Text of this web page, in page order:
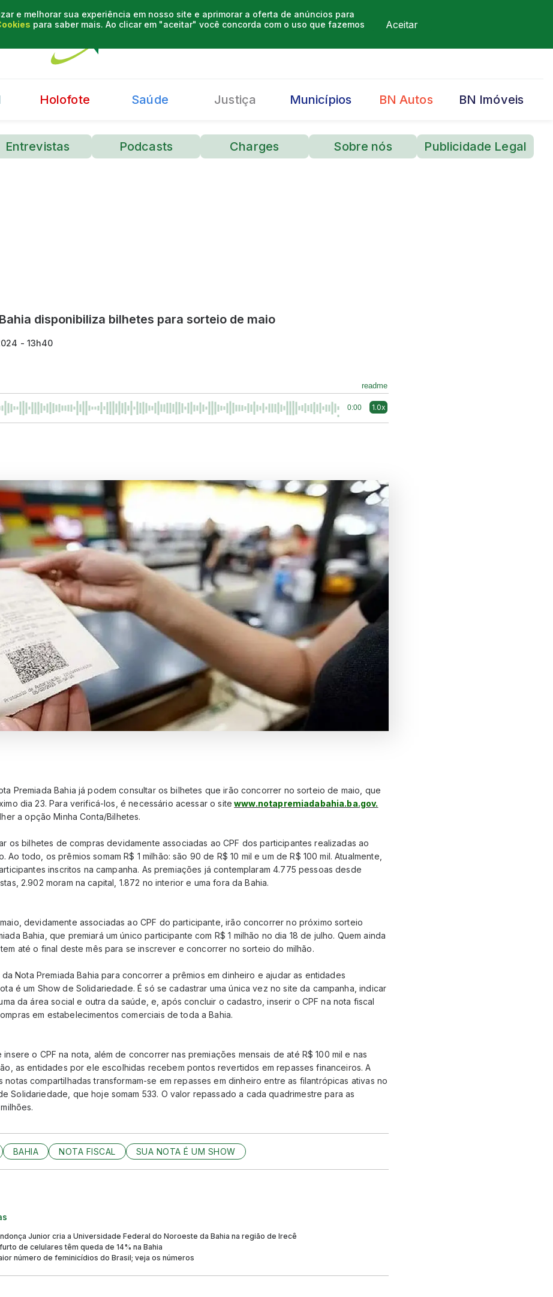
e melhorar sua experiência em nosso site e aprimorar a oferta de anúncios para
para saber mais. Ao clicar em "aceitar" você concorda com o uso que fazemos
Aceitar
Holofote Saúde Justiça Municípios BN Autos BN Imóveis
Entrevistas Podcasts Charges Sobre nós Publicidade Legal
disponibiliza bilhetes para sorteio de maio
- 13h40
readme
0:00 1.0x
Premiada Bahia já podem consultar os bilhetes que irão concorrer no sorteio de maio, que
dia 23. Para verificá-los, é necessário acessar o site www.notapremiadabahia.ba.gov.
a opção Minha Conta/Bilhetes.
os bilhetes de compras devidamente associadas ao CPF dos participantes realizadas ao
Ao todo, os prêmios somam R$ 1 milhão: são 90 de R$ 10 mil e um de R$ 100 mil. Atualmente,
inscritos na campanha. As premiações já contemplaram 4.775 pessoas desde
2.902 moram na capital, 1.872 no interior e uma fora da Bahia.
devidamente associadas ao CPF do participante, irão concorrer no próximo sorteio
Bahia, que premiará um único participante com R$ 1 milhão no dia 18 de julho. Quem ainda
até o final deste mês para se inscrever e concorrer no sorteio do milhão.
Nota Premiada Bahia para concorrer a prêmios em dinheiro e ajudar as entidades
é um Show de Solidariedade. É só se cadastrar uma única vez no site da campanha, indicar
da área social e outra da saúde, e, após concluir o cadastro, inserir o CPF na nota fiscal
em estabelecimentos comerciais de toda a Bahia.
o CPF na nota, além de concorrer nas premiações mensais de até R$ 100 mil e nas
as entidades por ele escolhidas recebem pontos revertidos em repasses financeiros. A
notas compartilhadas transformam-se em repasses em dinheiro entre as filantrópicas ativas no
Solidariedade, que hoje somam 533. O valor repassado a cada quadrimestre para as
BAHIA NOTA FISCAL SUA NOTA É UM SHOW
Junior cria a Universidade Federal do Noroeste da Bahia na região de Irecê
de celulares têm queda de 14% na Bahia
número de feminicídios do Brasil; veja os números